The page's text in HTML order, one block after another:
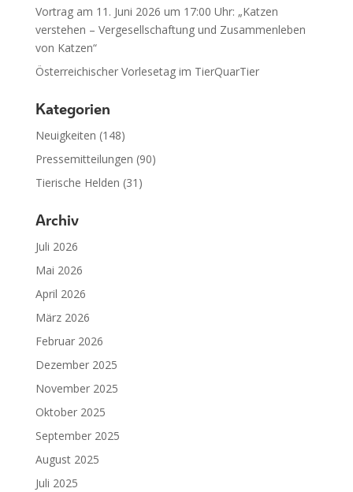
Vortrag am 11. Juni 2026 um 17:00 Uhr: „Katzen
verstehen – Vergesellschaftung und Zusammenleben
von Katzen“
Österreichischer Vorlesetag im TierQuarTier
Kategorien
Neuigkeiten (148)
Pressemitteilungen (90)
Tierische Helden (31)
Archiv
Juli 2026
Mai 2026
April 2026
März 2026
Februar 2026
Dezember 2025
November 2025
Oktober 2025
September 2025
August 2025
Juli 2025